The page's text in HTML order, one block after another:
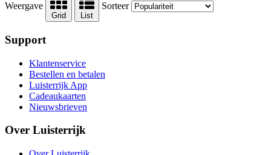
Weergave
Grid List
Sorteer
Support
Klantenservice
Bestellen en betalen
Luisterrijk App
Cadeaukaarten
Nieuwsbrieven
Over Luisterrijk